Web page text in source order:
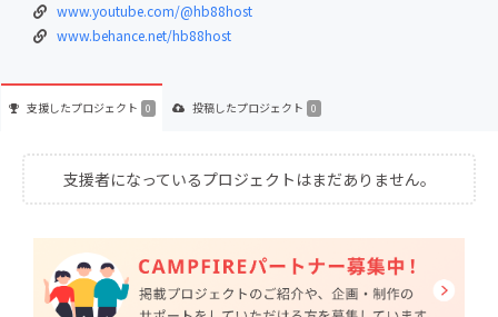
www.youtube.com/@hb88host
www.behance.net/hb88host
支援したプロジェクト 0 投稿したプロジェクト 0
支援者になっているプロジェクトはまだありません。